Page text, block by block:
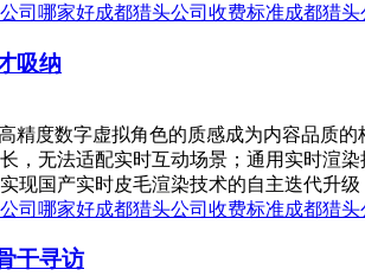
司哪家好成都猎头公司收费标准成都猎头
吸纳
精度数字虚拟角色的质感成为内容品质
，无法适配实时互动场景；通用实时渲
国产实时皮毛渲染技术的自主迭代升
司哪家好成都猎头公司收费标准成都猎头
干寻访